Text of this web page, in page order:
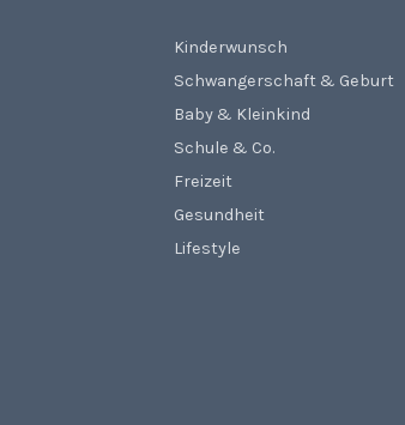
Kinderwunsch
Schwangerschaft & Geburt
Baby & Kleinkind
Schule & Co.
Freizeit
Gesundheit
Lifestyle